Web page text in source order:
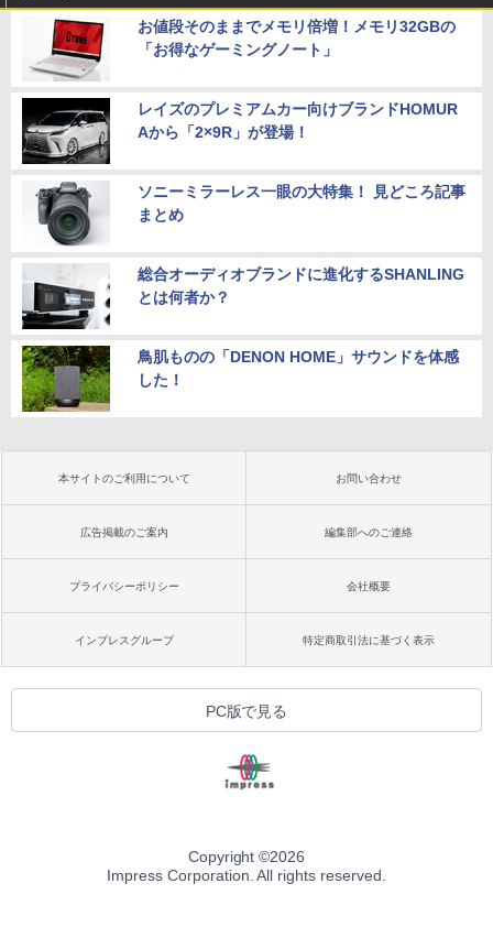
お値段そのままでメモリ倍増！メモリ32GBの
「お得なゲーミングノート」
レイズのプレミアムカー向けブランドHOMUR
Aから「2×9R」が登場！
ソニーミラーレス一眼の大特集！ 見どころ記事
まとめ
総合オーディオブランドに進化するSHANLING
とは何者か？
鳥肌ものの「DENON HOME」サウンドを体感
した！
本サイトのご利用について お問い合わせ
広告掲載のご案内 編集部へのご連絡
プライバシーポリシー 会社概要
インプレスグループ 特定商取引法に基づく表示
PC版で見る
Copyright ©2026
Impress Corporation. All rights reserved.